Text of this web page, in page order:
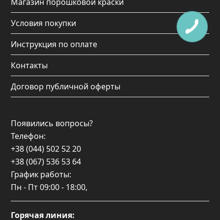
Условия покупки
Инструкция по оплате
Контакты
Договор публичной оферты
Появились вопросы?
Телефон:
+38 (044) 502 52 20
+38 (067) 536 53 64
График работы:
Пн - Пт 09:00 - 18:00,
Горячая линия: